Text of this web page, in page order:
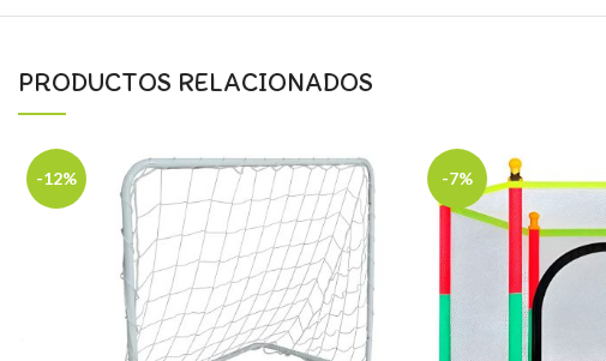
PRODUCTOS RELACIONADOS
-12% -7%